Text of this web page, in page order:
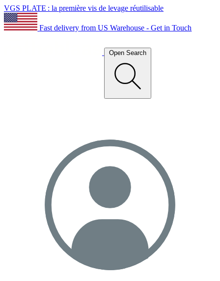
VGS PLATE : la première vis de levage réutilisable
Fast delivery from US Warehouse - Get in Touch
Open Search